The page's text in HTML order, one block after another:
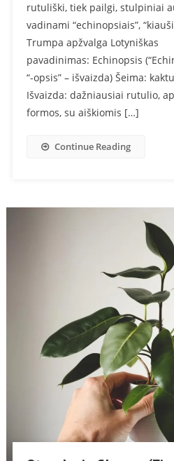
rutuliški, tiek pailgi, stulpiniai
vadinami “echinopsiais”,
Trumpa apžvalga Lotyniškas
pavadinimas: Echinopsis
“-opsis” – išvaizda) Šeima:
Išvaizda: dažniausiai rutulio,
formos, su aiškiomis […]
Continue Reading